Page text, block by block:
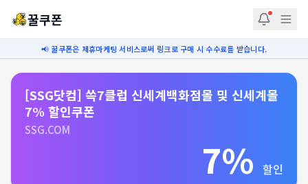
꿀쿠폰
📢 꿀쿠폰은 제휴마케팅 서비스로써 링크로 구매 시 수수료를 받습니다.
[SSG닷컴] 쓱7클럽 신세계백화점몰 및 신세계몰
7% 할인쿠폰
SSG.COM
7% 할인